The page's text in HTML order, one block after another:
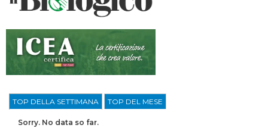
TOP DELLA SETTIMANA TOP DEL MESE
Sorry. No data so far.